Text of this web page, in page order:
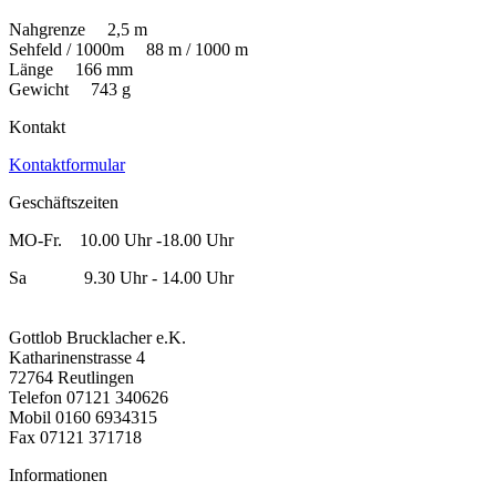
Nahgrenze 2,5 m
Sehfeld / 1000m 88 m / 1000 m
Länge 166 mm
Gewicht 743 g
Kontakt
Kontaktformular
Geschäftszeiten
MO-Fr. 10.00 Uhr -18.00 Uhr
Sa 9.30 Uhr - 14.00 Uhr
Gottlob Brucklacher e.K.
Katharinenstrasse 4
72764 Reutlingen
Telefon 07121 340626
Mobil 0160 6934315
Fax 07121 371718
Informationen